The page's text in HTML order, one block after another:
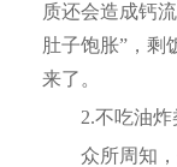
质还会造成钙
肚子饱胀”，剩
来了。
2.不吃油炸
众所周知，